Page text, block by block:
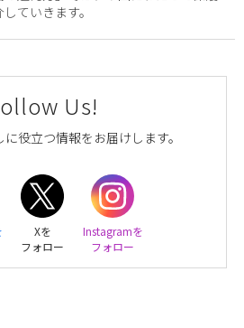
ていきます。
Us!
役立つ情報をお届けします。
Xを
フォロー
Instagramを
フォロー